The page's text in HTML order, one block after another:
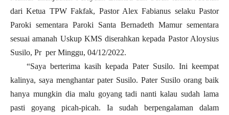
dari Ketua TPW Fakfak, Pastor Alex Fabianus selaku Pastor
Paroki sementara Paroki Santa Bernadeth Mamur sementara
sesuai amanah Uskup KMS diserahkan kepada Pastor Aloysius
Susilo, Pr per Minggu, 04/12/2022.
“Saya berterima kasih kepada Pater Susilo. Ini keempat
kalinya, saya menghantar pater Susilo. Pater Susilo orang baik
hanya mungkin dia malu goyang tadi nanti kalau sudah lama
pasti goyang picah-picah. Ia sudah berpengalaman dalam